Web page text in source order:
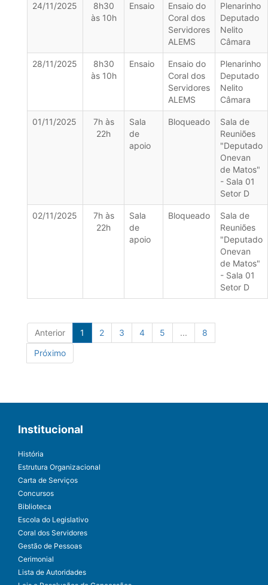
24/11/2025
8h30
às 10h
Ensaio
Ensaio do
Coral dos
Servidores
ALEMS
Plenarinho
Deputado
Nelito
Câmara
28/11/2025
8h30
às 10h
Ensaio
Ensaio do
Coral dos
Servidores
ALEMS
Plenarinho
Deputado
Nelito
Câmara
01/11/2025
7h às
22h
Sala
de
apoio
Bloqueado
Sala de
Reuniões
"Deputado
Onevan
de Matos"
- Sala 01
Setor D
02/11/2025
7h às
22h
Sala
de
apoio
Bloqueado
Sala de
Reuniões
"Deputado
Onevan
de Matos"
- Sala 01
Setor D
Anterior 1 2 3 4 5 ...
8
Próximo
Institucional
História
Estrutura Organizacional
Carta de Serviços
Concursos
Biblioteca
Escola do Legislativo
Coral dos Servidores
Gestão de Pessoas
Cerimonial
Lista de Autoridades